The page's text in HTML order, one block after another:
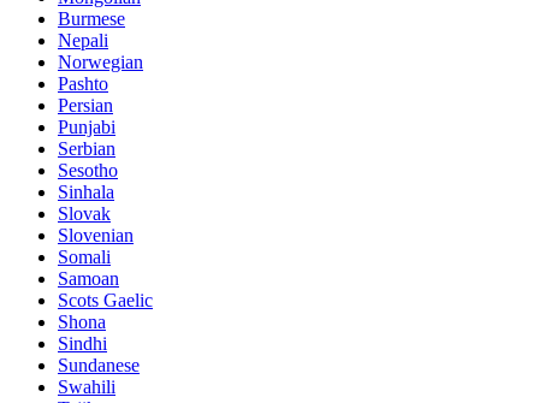
Burmese
Nepali
Norwegian
Pashto
Persian
Punjabi
Serbian
Sesotho
Sinhala
Slovak
Slovenian
Somali
Samoan
Scots Gaelic
Shona
Sindhi
Sundanese
Swahili